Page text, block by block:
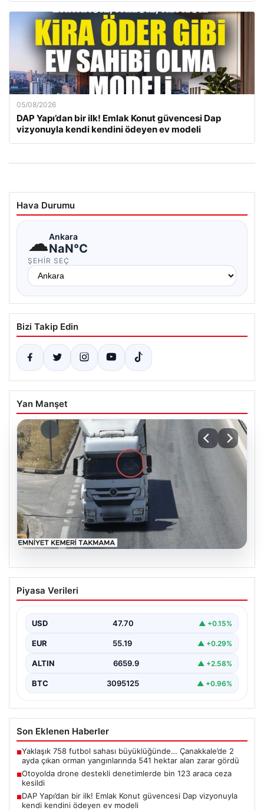
05/08/2026
DAP Yapı’dan bir ilk! Emlak Konut güvencesi Dap
vizyonuyla kendi kendini ödeyen ev modeli
Hava Durumu
☁Ankara
NaN°C
ŞEHIR SEÇ
Bizi Takip Edin
Yan Manşet
06.08.2026
Otoyolda drone destekli denetimlerde
bin 123 araca ceza kesildi
sürdürdüğü drone destekli otoyol denetimlerinde
yoğun bir kontrol…
Piyasa Verileri
USD 47.70 ▲ +0.15%
EUR 55.19 ▲ +0.29%
ALTIN 6659.9 ▲ +2.58%
BTC 3095125 ▲ +0.96%
Son Eklenen Haberler
■Yaklaşık 758 futbol sahası büyüklüğünde… Çanakkale’de 2
ayda çıkan orman yangınlarında 541 hektar alan zarar gördü
■Otoyolda drone destekli denetimlerde bin 123 araca ceza
kesildi
■DAP Yapı’dan bir ilk! Emlak Konut güvencesi Dap vizyonuyla
kendi kendini ödeyen ev modeli